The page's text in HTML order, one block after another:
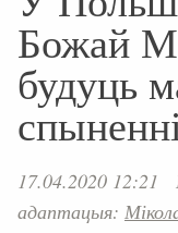
Божай
будуць
17.04.2020 12:21
адаптацыя: